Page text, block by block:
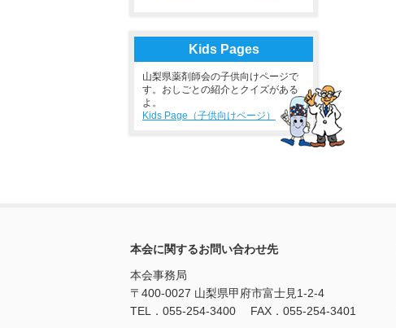
Kids Pages
山梨県薬剤師会の子供向けページで
す。おしごとの紹介とクイズがある
よ。
Kids Page（子供向けページ）
本会に関するお問い合わせ先
本会事務局
〒400-0027 山梨県甲府市富士見1-2-4
TEL．055-254-3400 FAX．055-254-3401